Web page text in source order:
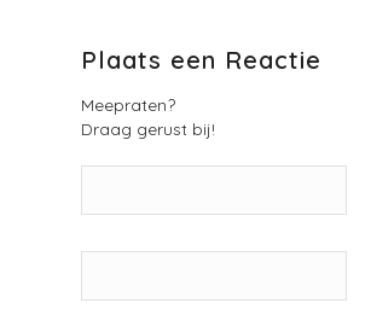
Plaats een Reactie
Meepraten?
Draag gerust bij!